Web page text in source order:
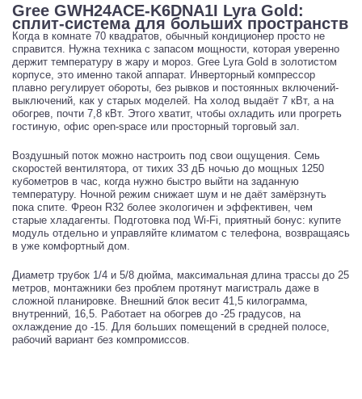
Gree GWH24ACE-K6DNA1I Lyra Gold:
сплит-система для больших пространств
Когда в комнате 70 квадратов, обычный кондиционер просто не
справится. Нужна техника с запасом мощности, которая уверенно
держит температуру в жару и мороз. Gree Lyra Gold в золотистом
корпусе, это именно такой аппарат. Инверторный компрессор
плавно регулирует обороты, без рывков и постоянных включений-
выключений, как у старых моделей. На холод выдаёт 7 кВт, а на
обогрев, почти 7,8 кВт. Этого хватит, чтобы охладить или прогреть
гостиную, офис open-space или просторный торговый зал.
Воздушный поток можно настроить под свои ощущения. Семь
скоростей вентилятора, от тихих 33 дБ ночью до мощных 1250
кубометров в час, когда нужно быстро выйти на заданную
температуру. Ночной режим снижает шум и не даёт замёрзнуть
пока спите. Фреон R32 более экологичен и эффективен, чем
старые хладагенты. Подготовка под Wi-Fi, приятный бонус: купите
модуль отдельно и управляйте климатом с телефона, возвращаясь
в уже комфортный дом.
Диаметр трубок 1/4 и 5/8 дюйма, максимальная длина трассы до 25
метров, монтажники без проблем протянут магистраль даже в
сложной планировке. Внешний блок весит 41,5 килограмма,
внутренний, 16,5. Работает на обогрев до -25 градусов, на
охлаждение до -15. Для больших помещений в средней полосе,
рабочий вариант без компромиссов.